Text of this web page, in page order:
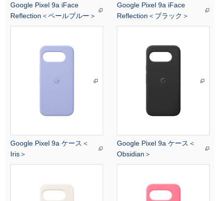
Google Pixel 9a iFace
Reflection＜ペールブルー＞
Google Pixel 9a iFace
Reflection＜ブラック＞
Google Pixel 9a ケース＜
Iris＞
Google Pixel 9a ケース＜
Obsidian＞